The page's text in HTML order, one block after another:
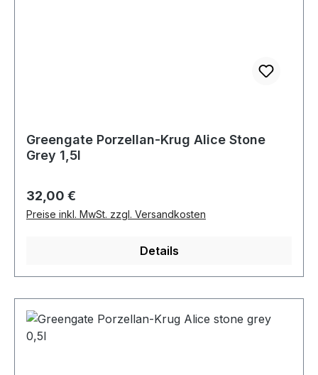
Greengate Porzellan-Krug Alice Stone
Grey 1,5l
Regulärer Preis:
32,00 €
Preise inkl. MwSt. zzgl. Versandkosten
Details